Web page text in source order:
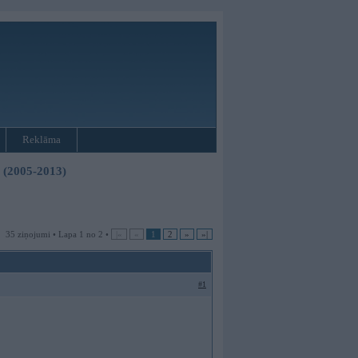
Reklāma
2013)
35 ziņojumi • Lapa 1 no 2 • |« « 1 2 » »|
#1